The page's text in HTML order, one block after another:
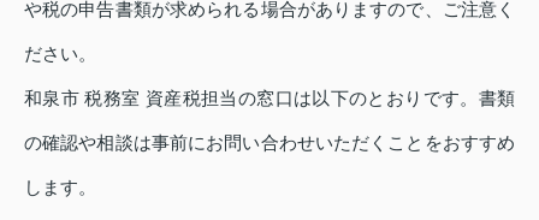
や税の申告書類が求められる場合がありますので、ご注意く
ださい。
和泉市 税務室 資産税担当の窓口は以下のとおりです。書類
の確認や相談は事前にお問い合わせいただくことをおすすめ
します。